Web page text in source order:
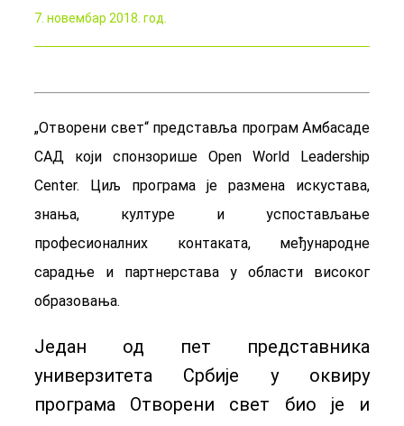
7. новембар 2018. год.
„Отворени свет“ представља програм Амбасаде
САД који спонзорише Open World Leadership
Center. Циљ програма је размена искустава,
знања, културе и успостављање
професионалних контаката, међународне
сарадње и партнерстава у области високог
обрaзовања.
Један од пет представника
универзитета Србије у оквиру
програма Отворени свет био је и